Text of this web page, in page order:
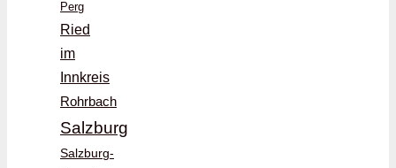
Perg
Ried
im
Innkreis
Rohrbach
Salzburg
Salzburg-